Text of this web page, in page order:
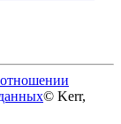
© Kerr,